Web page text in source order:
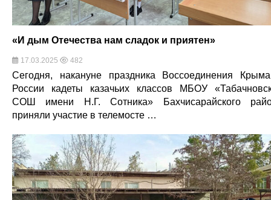
«И дым Отечества нам сладок и приятен»
17.03.2025 482
Сегодня, накануне праздника Воссоединения
России кадеты казачьих классов МБОУ
СОШ имени Н.Г. Сотника» Бахчисарайского
приняли участие в телемосте …